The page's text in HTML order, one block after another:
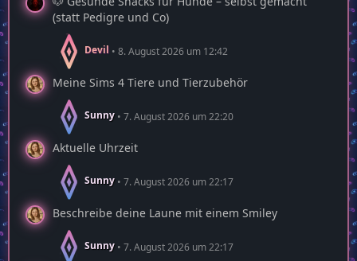
(statt Pedigre und Co)
Devil 8. August 2026 um 12:42
Meine Sims 4 Tiere und Tierzubehör
Sunny 7. August 2026 um 22:20
Aktuelle Uhrzeit
Sunny 7. August 2026 um 22:17
Beschreibe deine Laune mit einem Smiley
Sunny 7. August 2026 um 22:17